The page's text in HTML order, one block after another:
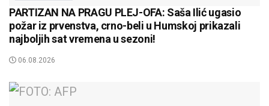
PARTIZAN NA PRAGU PLEJ-OFA: Saša Ilić ugasio
požar iz prvenstva, crno-beli u Humskoj prikazali
najboljih sat vremena u sezoni!
06.08.2026